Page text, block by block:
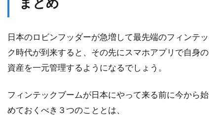
日本のロビンフッダーが急増して最先端のフィンテッ
ク時代が到来すると、その先にスマホアプリで自身の
資産を一元管理するようになるでしょう。
フィンテックブームが日本にやって来る前に今から始
めておくべき３つのこととは、